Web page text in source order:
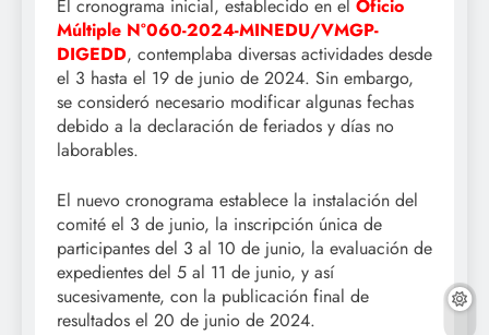
El cronograma inicial, establecido en el Oficio
Múltiple N°060-2024-MINEDU/VMGP-
DIGEDD, contemplaba diversas actividades desde
el 3 hasta el 19 de junio de 2024. Sin embargo,
se consideró necesario modificar algunas fechas
debido a la declaración de feriados y días no
laborables.
El nuevo cronograma establece la instalación del
comité el 3 de junio, la inscripción única de
participantes del 3 al 10 de junio, la evaluación de
expedientes del 5 al 11 de junio, y así
sucesivamente, con la publicación final de
resultados el 20 de junio de 2024.